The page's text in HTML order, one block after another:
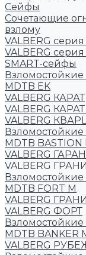
Сейфы
Cочетающие
взлому
VALBERG
VALBERG
SMART-сейфы
MDTB EK
VALBERG КАРАТ
VALBERG
VALBERG
MDTB BASTION
VALBERG
VALBERG
MDTB FORT M
VALBERG
VALBERG ФОРТ
MDTB BANKER
VALBERG